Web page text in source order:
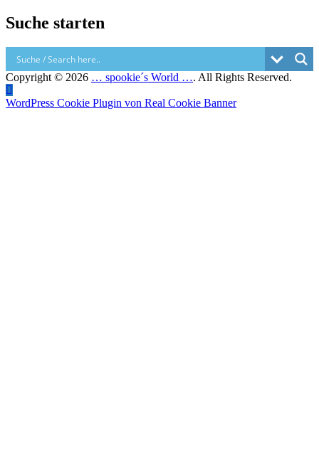
Suche starten
Copyright © 2026 … spookie´s World …. All Rights Reserved.
Scroll
WordPress Cookie Plugin von Real Cookie Banner